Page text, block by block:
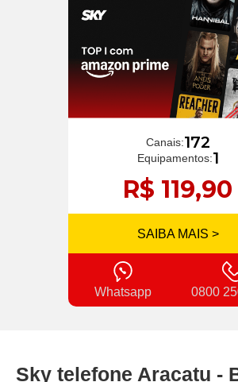
Canais:172
Equipamentos:1
R$ 119,90
SAIBA MAIS >
Whatsapp 0800
Sky telefone Aracatu -